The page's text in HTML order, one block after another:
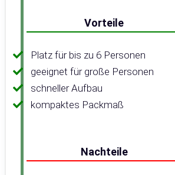
Vorteile
Platz für bis zu 6 Personen
geeignet für große Personen
schneller Aufbau
kompaktes Packmaß
Nachteile